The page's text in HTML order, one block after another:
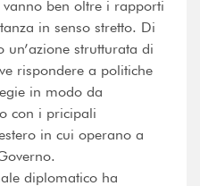
ben oltre i rapporti
in senso stretto. Di
strutturata di
rispondere a politiche
in modo da
con i pricipali
in cui operano a
diplomatico ha